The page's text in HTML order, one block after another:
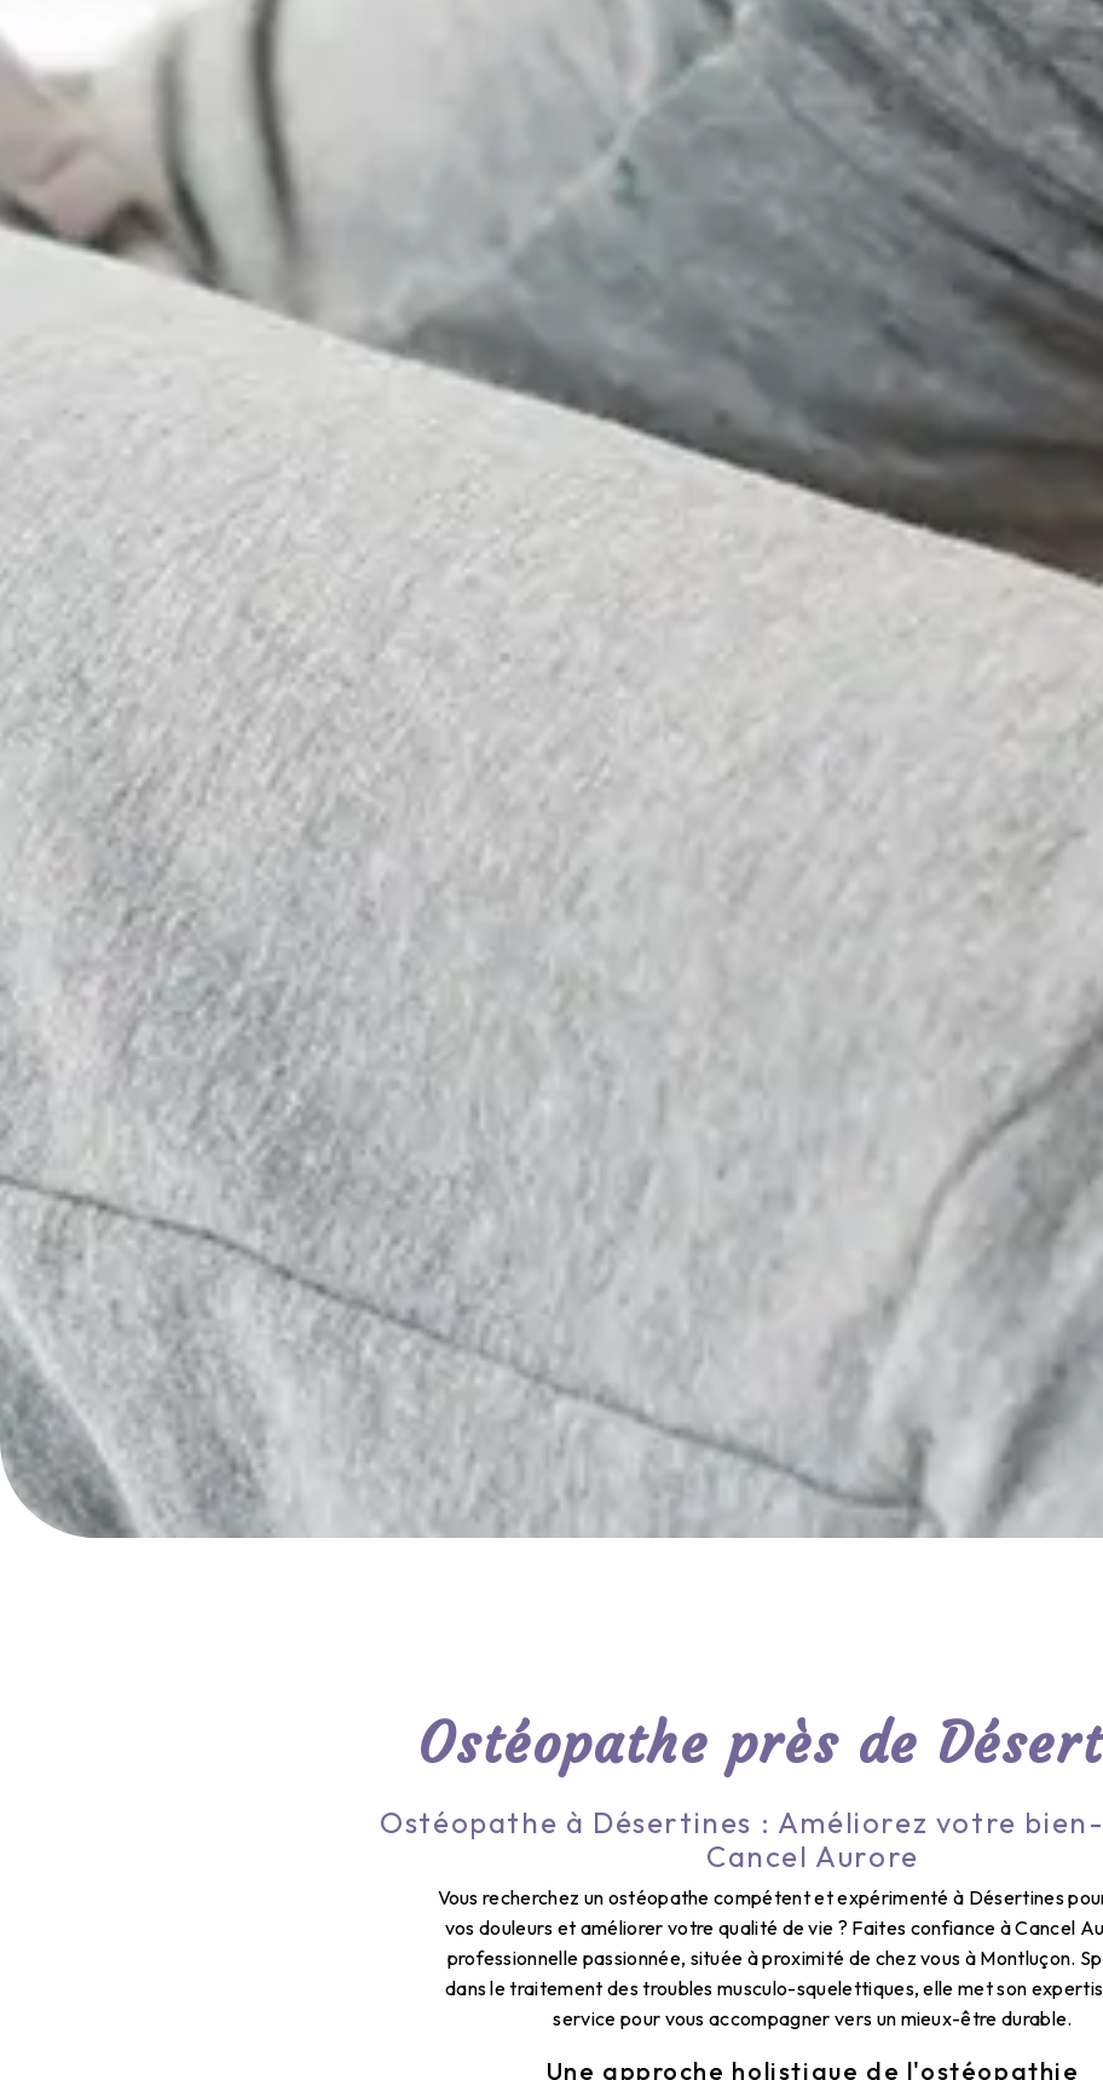
Ostéopathe près de
Ostéopathe à Désertines : Améliorez votre
Cancel Aurore
Vous recherchez un ostéopathe compétent et expérimenté à Désertines
vos douleurs et améliorer votre qualité de vie ? Faites confiance à Cancel
professionnelle passionnée, située à proximité de chez vous à Montluçon.
dans le traitement des troubles musculo-squelettiques, elle met son
service pour vous accompagner vers un mieux-être durable.
Une approche holistique de l'ostéopathie